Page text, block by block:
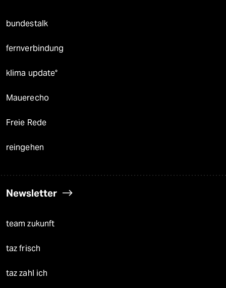
bundestalk
fernverbindung
klima update°
Mauerecho
Freie Rede
reingehen
Newsletter
team zukunft
taz frisch
taz zahl ich